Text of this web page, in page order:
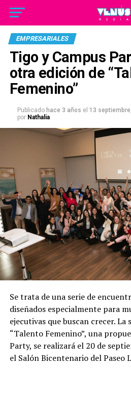
EMPRESARIALES
Tigo y Campus
otra edición de
Femenino”
Publicado hace 3 años el 13
por Nathalia
Se trata de una serie de
diseñados especialmente para
ejecutivas que buscan crecer. La
“Talento Femenino”, una
Party, se realizará el 20 de
el Salón Bicentenario del Paseo